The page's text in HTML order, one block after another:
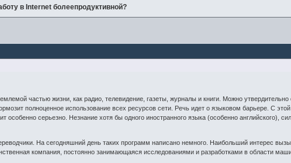
в Internet болеепродуктивной?
частью жизни, как радио, телевидение, газеты, журналы и книги. Можно утвердительно
полноценное использование всех ресурсов сети. Речь идет о языковом барьере. С
особенно серьезно. Незнание хотя бы одного иностранного языка (особенно английского),
На сегодняшний день таких программ написано немного. Наибольший интерес
компания, постоянно занимающаяся исследованиями и разработками в области